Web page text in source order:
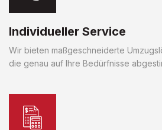
Individueller Service
Wir bieten maßgeschneiderte
die genau auf Ihre Bedürfnisse